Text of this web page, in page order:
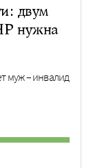
двум
нужна
муж – инвалид